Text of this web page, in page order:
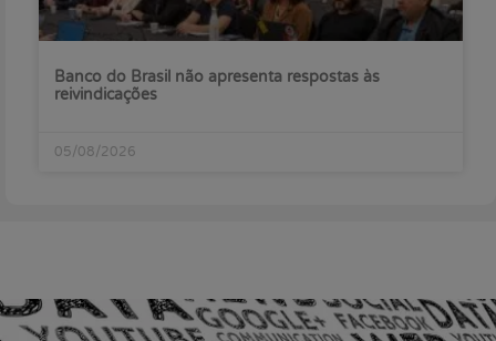
Banco do Brasil não apresenta respostas às
reivindicações
05/08/2026